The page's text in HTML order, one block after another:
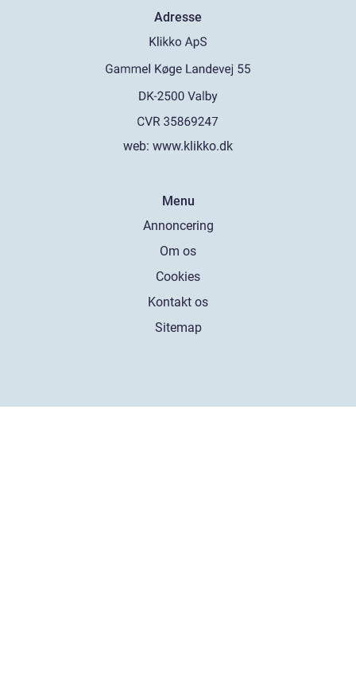
Adresse
web: www.klikko.dk
Menu
Annoncering
Om os
Cookies
Kontakt os
Sitemap